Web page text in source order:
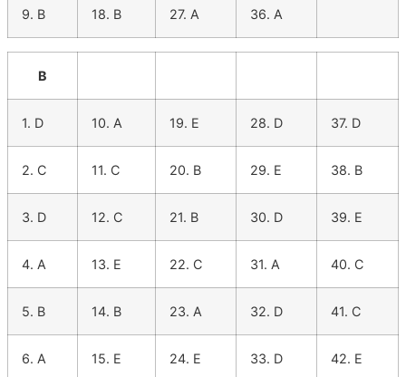
9. B 18. B 27. A 36. A
B
1. D 10. A 19. E 28. D 37. D
2. C 11. C 20. B 29. E 38. B
3. D 12. C 21. B 30. D 39. E
4. A 13. E 22. C 31. A 40. C
5. B 14. B 23. A 32. D 41. C
6. A 15. E 24. E 33. D 42. E